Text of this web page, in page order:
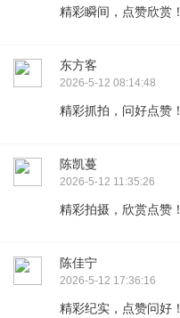
精彩瞬间，点赞欣赏！
东方客
2026-5-12 08:14:48
精彩抓拍，问好点赞！
陈凯蔓
2026-5-12 11:35:26
精彩拍摄，欣赏点赞！
陈佳宁
2026-5-12 17:36:16
精彩纪实，点赞问好！